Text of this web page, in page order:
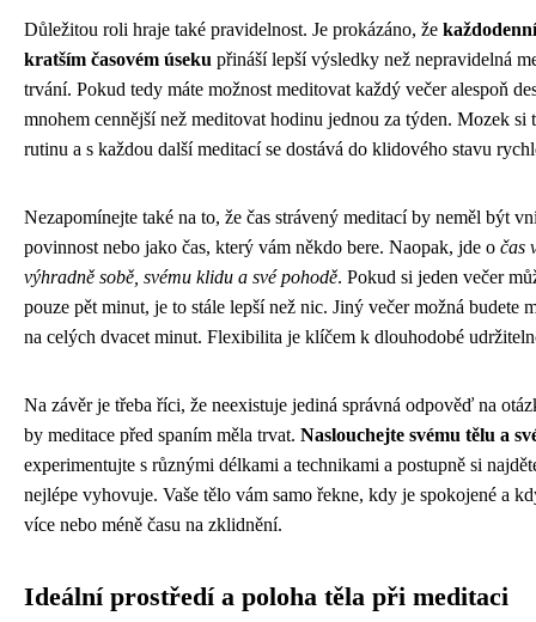
Důležitou roli hraje také pravidelnost. Je prokázáno, že
kratším časovém úseku přináší lepší výsledky než nepravidelná
trvání. Pokud tedy máte možnost meditovat každý večer alespoň
mnohem cennější než meditovat hodinu jednou za týden. Mozek si
rutinu a s každou další meditací se dostává do klidového stavu
Nezapomínejte také na to, že čas strávený meditací by neměl být
povinnost nebo jako čas, který vám někdo bere. Naopak, jde o čas
výhradně sobě, svému klidu a své pohodě. Pokud si jeden večer
pouze pět minut, je to stále lepší než nic. Jiný večer možná budete
na celých dvacet minut. Flexibilita je klíčem k dlouhodobé
Na závěr je třeba říci, že neexistuje jediná správná odpověď na
by meditace před spaním měla trvat. Naslouchejte svému tělu a
experimentujte s různými délkami a technikami a postupně si
nejlépe vyhovuje. Vaše tělo vám samo řekne, kdy je spokojené a
více nebo méně času na zklidnění.
Ideální prostředí a poloha těla při meditaci